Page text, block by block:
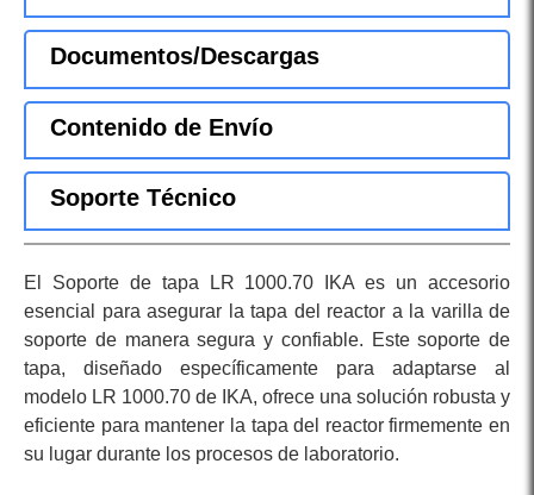
Documentos/Descargas
Contenido de Envío
Soporte Técnico
El Soporte de tapa LR 1000.70 IKA es un accesorio
esencial para asegurar la tapa del reactor a la varilla de
soporte de manera segura y confiable. Este soporte de
tapa, diseñado específicamente para adaptarse al
modelo LR 1000.70 de IKA, ofrece una solución robusta y
eficiente para mantener la tapa del reactor firmemente en
su lugar durante los procesos de laboratorio.